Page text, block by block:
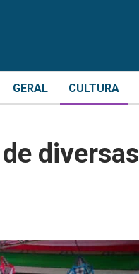
GERAL CULTURA
diversas